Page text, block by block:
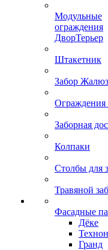
Модульные
ограждения
ДворТерьер
Штакетник
Забор
Заборная
Колпаки
Столбы для
Травяной
Фасадные
Дёке
Гранд